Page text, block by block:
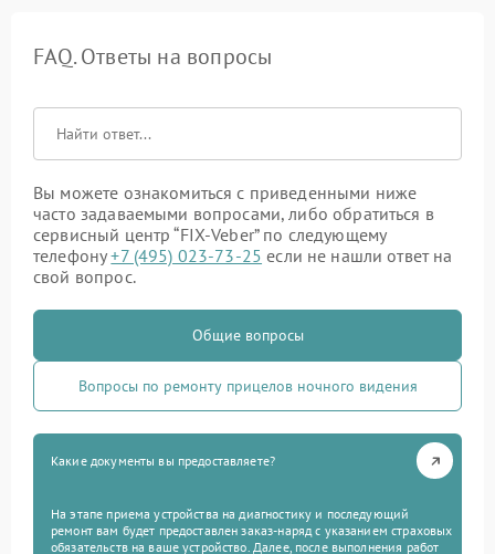
FAQ. Ответы на вопросы
Вы можете ознакомиться с приведенными ниже
часто задаваемыми вопросами, либо обратиться в
сервисный центр “FIX-Veber” по следующему
телефону+7 (495) 023-73-25 если не нашли ответ на
свой вопрос.
Общие вопросы
Вопросы по ремонту прицелов ночного видения
Какие документы вы предоставляете?
На этапе приема устройства на диагностику и последующий
ремонт вам будет предоставлен заказ-наряд с указанием страховых
обязательств на ваше устройство. Далее, после выполнения работ